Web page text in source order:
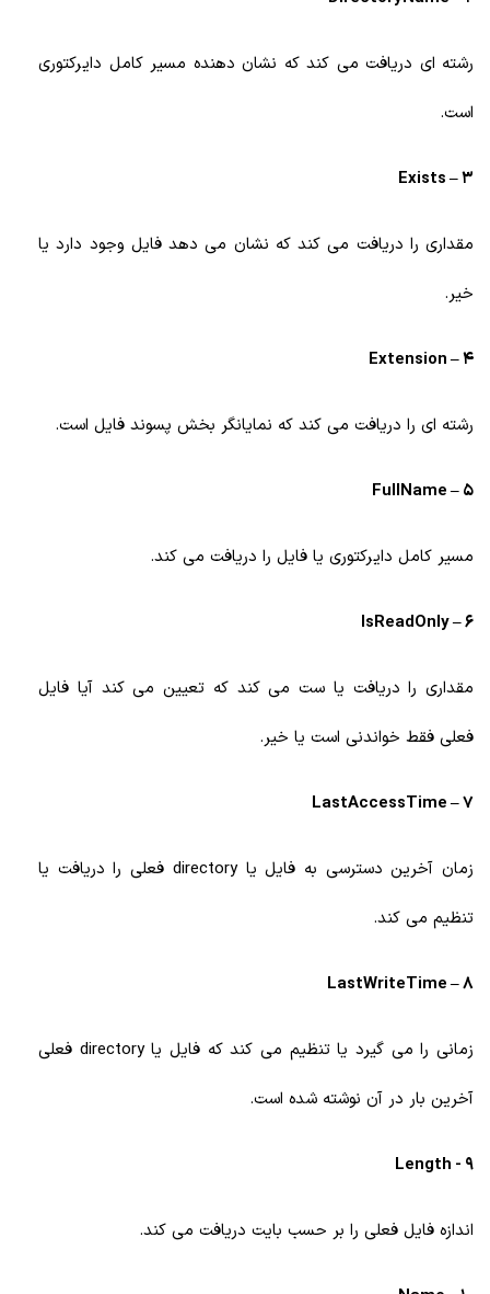
رشته ای دریافت می کند که نشان دهنده مسیر کامل دایرکتوری
است.
3 – Exists
مقداری را دریافت می کند که نشان می دهد فایل وجود دارد یا
خیر.
4 – Extension
رشته ای را دریافت می کند که نمایانگر بخش پسوند فایل است.
5 – FullName
مسیر کامل دایرکتوری یا فایل را دریافت می کند.
6 – IsReadOnly
مقداری را دریافت یا ست می کند که تعیین می کند آیا فایل
فعلی فقط خواندنی است یا خیر.
7 – LastAccessTime
زمان آخرین دسترسی به فایل یا directory فعلی را دریافت یا
تنظیم می کند.
8 – LastWriteTime
زمانی را می گیرد یا تنظیم می کند که فایل یا directory فعلی
آخرین بار در آن نوشته شده است.
9 - Length
اندازه فایل فعلی را بر حسب بایت دریافت می کند.